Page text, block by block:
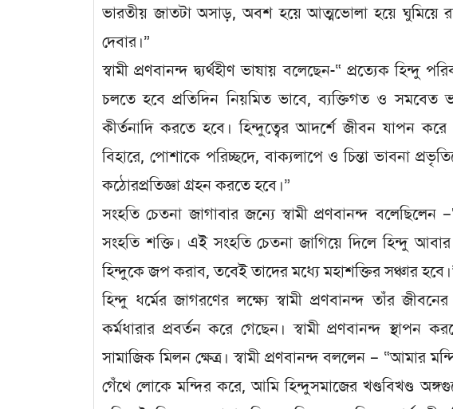
ভারতীয় জাতটা অসাড়, অবশ হয়ে আত্মভোলা হয়ে ঘুমিয়ে
দেবার।”
স্বামী প্রণবানন্দ দ্ব্যর্থহীণ ভাষায় বলেছেন-“ প্রত্যেক হিন্দু
চলতে হবে প্রতিদিন নিয়মিত ভাবে, ব্যক্তিগত ও
কীর্তনাদি করতে হবে। হিন্দুত্বের আদর্শে জীবন যাপন
বিহারে, পোশাকে পরিচ্ছদে, বাক্যলাপে ও চিন্তা ভাবনা
কঠোরপ্রতিজ্ঞা গ্রহন করতে হবে।”
সংহতি চেতনা জাগাবার জন্যে স্বামী প্রণবানন্দ বলেছিলেন
সংহতি শক্তি। এই সংহতি চেতনা জাগিয়ে দিলে হিন্দু
হিন্দুকে জপ করাব, তবেই তাদের মধ্যে মহাশক্তির সঞ্চার
হিন্দু ধর্মের জাগরণের লক্ষ্যে স্বামী প্রণবানন্দ তাঁর
কর্মধারার প্রবর্তন করে গেছেন। স্বামী প্রণবানন্দ স্থাপন
সামাজিক মিলন ক্ষেত্র। স্বামী প্রণবানন্দ বললেন – “আমার
গেঁথে লোকে মন্দির করে, আমি হিন্দুসমাজের খণ্ডবিখণ্ড